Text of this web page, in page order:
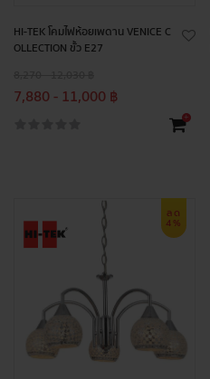
HI-TEK โคมไฟห้อยเพดาน VENICE C
OLLECTION ขั้ว E27
7,880 - 11,000 ฿
+
ลด
4%